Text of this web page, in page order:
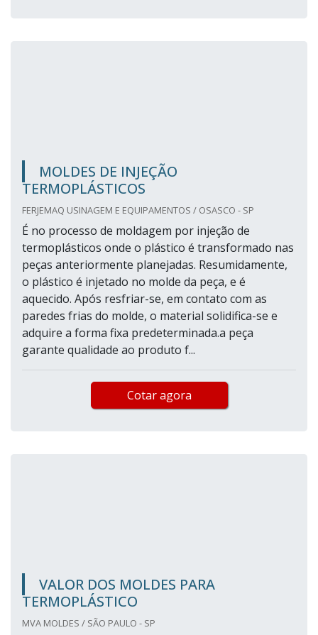
MOLDES DE INJEÇÃO
TERMOPLÁSTICOS
FERJEMAQ USINAGEM E EQUIPAMENTOS / OSASCO - SP
É no processo de moldagem por injeção de
termoplásticos onde o plástico é transformado nas
peças anteriormente planejadas. Resumidamente,
o plástico é injetado no molde da peça, e é
aquecido. Após resfriar-se, em contato com as
paredes frias do molde, o material solidifica-se e
adquire a forma fixa predeterminada.a peça
garante qualidade ao produto f...
Cotar agora
VALOR DOS MOLDES PARA
TERMOPLÁSTICO
MVA MOLDES / SÃO PAULO - SP